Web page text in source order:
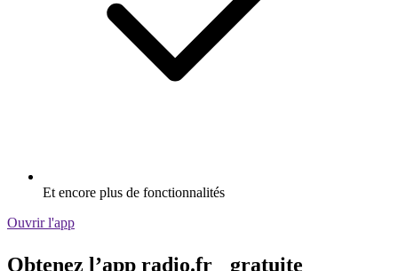
Et encore plus de fonctionnalités
Ouvrir l'app
Obtenez l’app radio.fr gratuite